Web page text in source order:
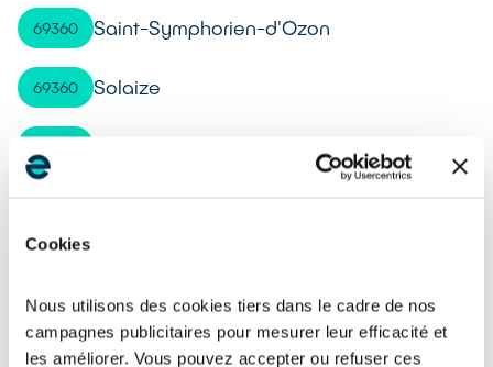
Cookies
Nous utilisons des cookies tiers dans le cadre de nos
campagnes publicitaires pour mesurer leur efficacité et
les améliorer. Vous pouvez accepter ou refuser ces
69360 Saint-Symphorien-d'Ozon
69360 Solaize
69380 Lissieu